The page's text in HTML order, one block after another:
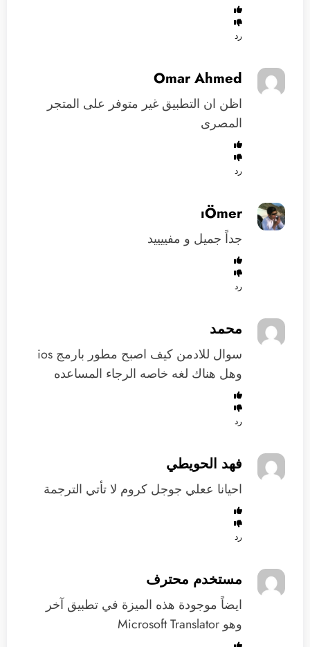
رد
Omar Ahmed
اظن ان التطبيق غير متوفر على المتجر
المصرى
رد
ıÖmer
جداً جميل و مفييييد
رد
محمد
سوال للادمن كيف اصبح مطور بارمج ios
وهل هناك لغه خاصه الرجاء المساعده
رد
فهد الحويطي
احيانا ععلي جوجل كروم لا تأتي الترجمة
رد
مستخدم محترف
ايضاً موجودة هذه الميزة في تطبيق آخر
وهو Microsoft Translator